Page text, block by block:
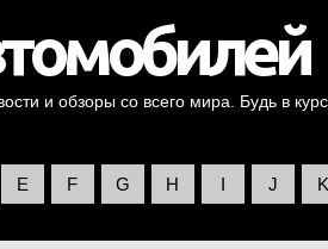
и обзоры со всего мира. Будь в
E F G H I J K